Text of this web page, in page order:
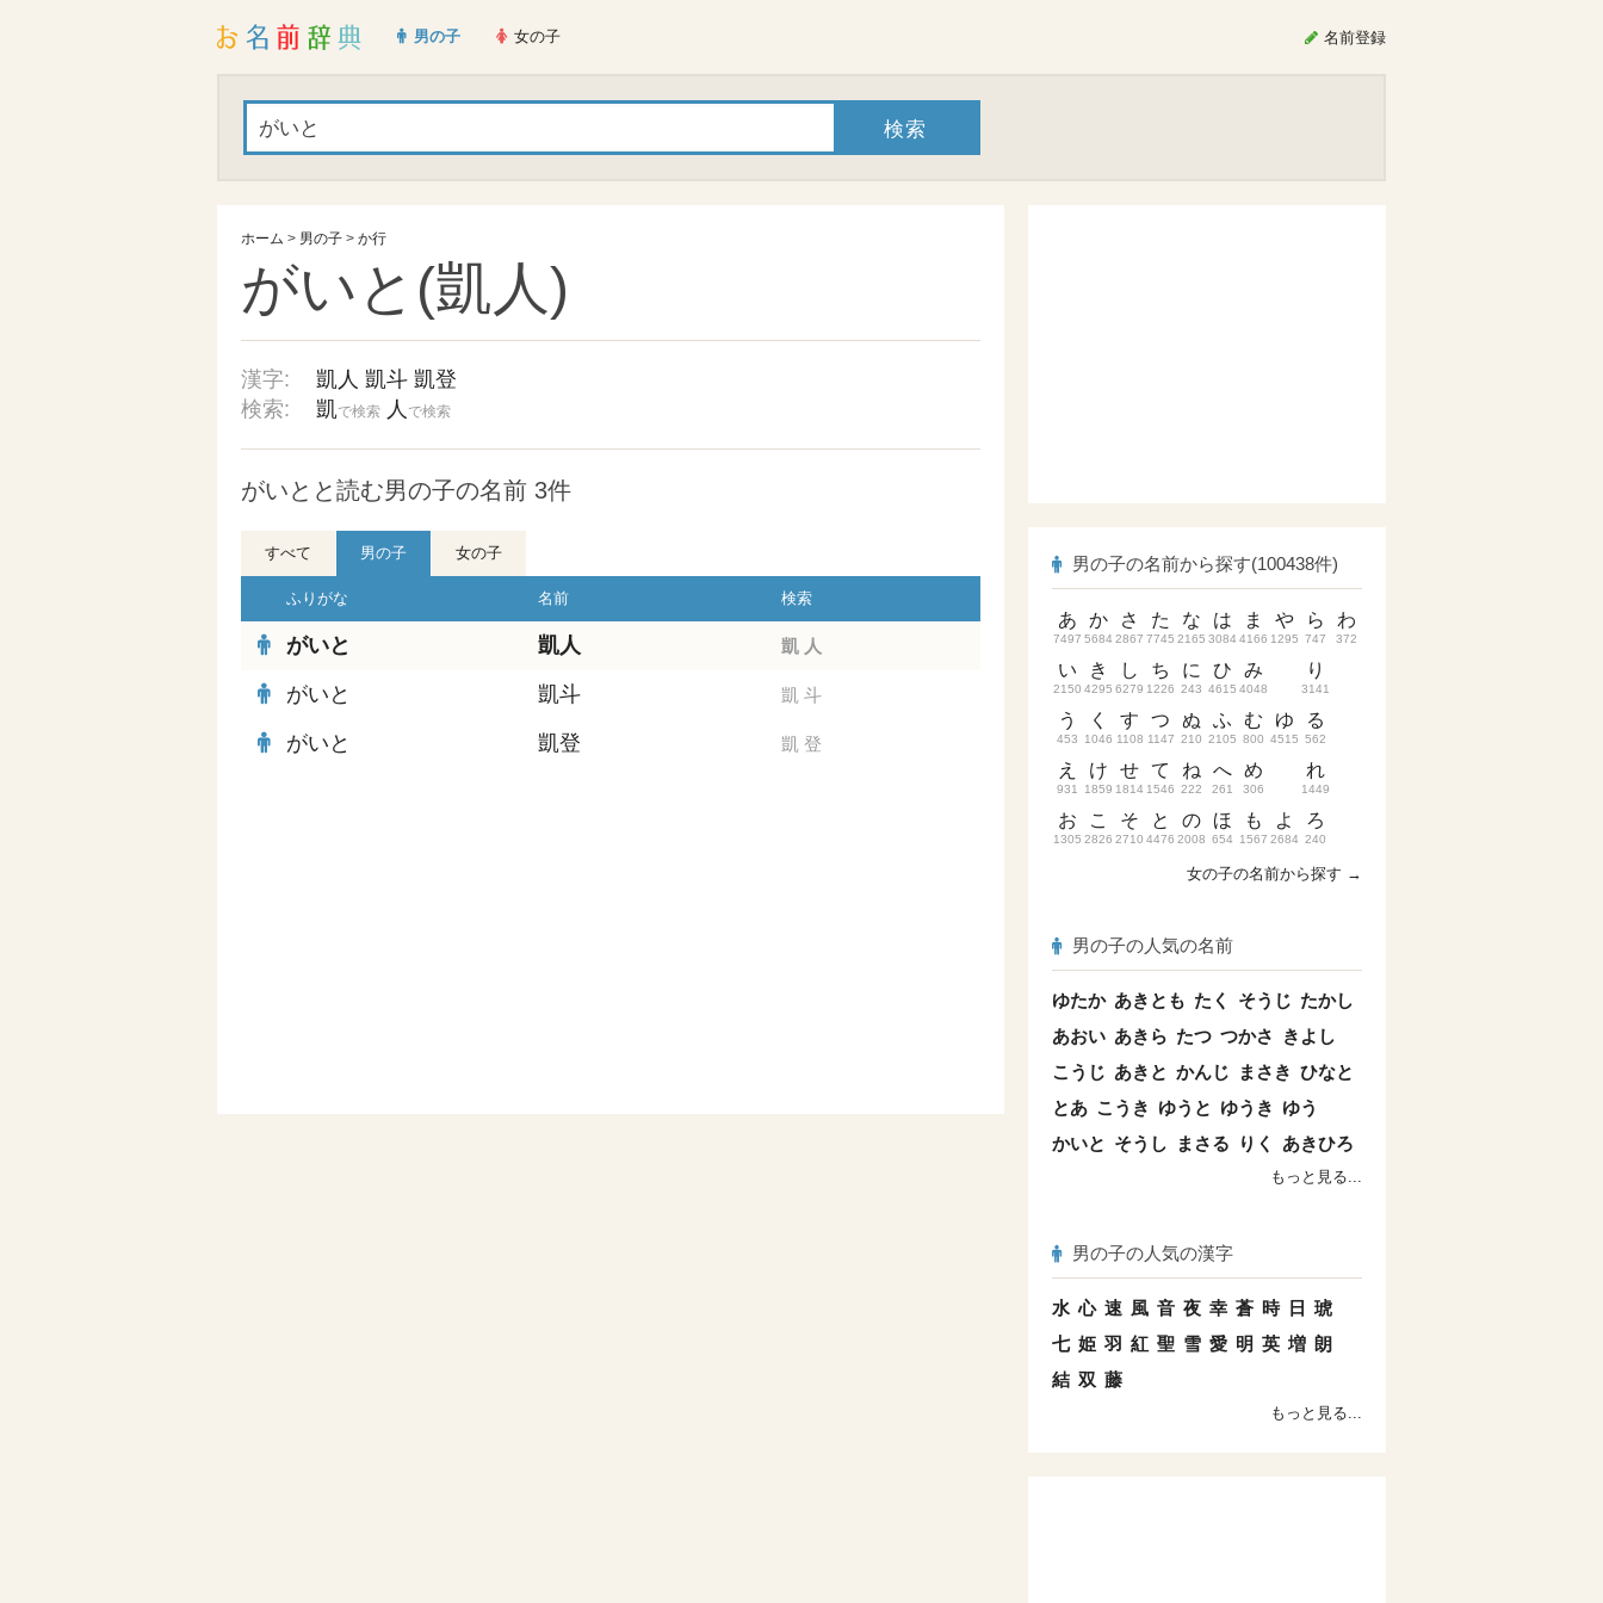
男の子 女の子 名前登録
ホーム > 男の子 > か行
がいと(凱人)
漢字: 凱人 凱斗 凱登
検索:
凱で検索 人 で検索
がいとと読む男の子の名前 3件
すべて 男の子 女の子
ふりがな 名前 検索
がいと 凱人 凱 人
がいと 凱斗 凱 斗
がいと 凱登 凱 登
男の子の名前から探す(100438件)
あ
7497
い
2150
う
453
え
931
お
1305
か
5684
き
4295
く
1046
け
1859
こ
2826
さ
2867
し
6279
す
1108
せ
1814
そ
2710
た
7745
ち
1226
つ
1147
て
1546
と
4476
な
2165
に
243
ぬ
210
ね
222
の
2008
は
3084
ひ
4615
ふ
2105
へ
261
ほ
654
ま
4166
み
4048
む
800
め
306
も
1567
や
1295
ゆ
4515
よ
2684
ら
747
り
3141
る
562
れ
1449
ろ
240
わ
372
女の子の名前から探す →
男の子の人気の名前
ゆたか あきとも たく そうじ たかし
あおい あきら たつ つかさ
きよし
こうじ あきと かんじ まさき ひなと
とあ こうき ゆうと ゆうき ゆう
かいと そうし まさる りく あきひろ
もっと見る...
男の子の人気の漢字
水 心 速 風 音 夜 幸 蒼 時 日 琥
七 姫 羽 紅 聖 雪 愛 明 英 増 朗
結 双 藤
もっと見る...